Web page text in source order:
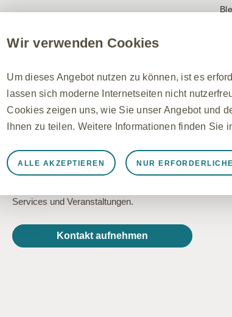
medizinische Fachkreise in Deutschland
Sie haben eine Frage?
Services und Veranstaltungen.
Kontakt aufnehmen
Wir verwenden Cookies
Um dieses Angebot nutzen zu können, ist es
lassen sich moderne Internetseiten nicht
Cookies zeigen uns, wie Sie unser Angebot und
Ihnen zu teilen. Weitere Informationen finden Sie
Immer aktiv Nur unbedingt erforderliche
Notwendig, damit die Website ordnungsgemäß
speichern, Cookie- und Tag-Einstellungen zu
werden einige Cookies als Reaktion auf von
gleichkommen, wie z. B. das Festlegen Ihrer
werden dann nicht funktionieren. Diese Cookies
NUR ERFORDERLICHE
ALLE AKZEPTIEREN